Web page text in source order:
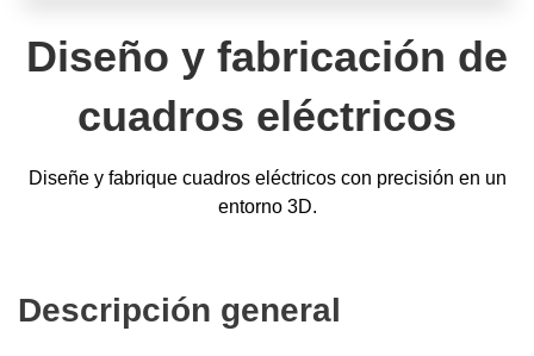
Diseño y fabricación de
cuadros eléctricos
Diseñe y fabrique cuadros eléctricos con precisión en un
entorno 3D.
Descripción general